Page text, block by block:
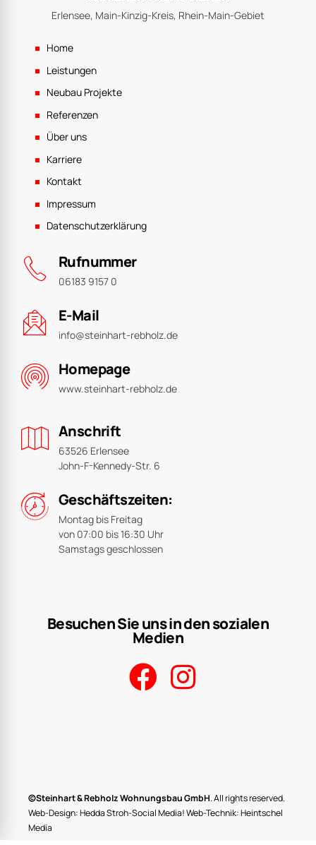
Erlensee, Main-Kinzig-Kreis, Rhein-Main-Gebiet
Home
Leistungen
Neubau Projekte
Referenzen
Über uns
Karriere
Kontakt
Impressum
Datenschutzerklärung
Rufnummer
06183 9157 0
E-Mail
info@steinhart-rebholz.de
Homepage
www.steinhart-rebholz.de
Anschrift
63526 Erlensee
John-F-Kennedy-Str. 6
Geschäftszeiten:
Montag bis Freitag
von 07:00 bis 16:30 Uhr
Samstags geschlossen
Besuchen Sie uns in den sozialen
Medien
©Steinhart & Rebholz Wohnungsbau GmbH. All rights reserved.
Web-Design:Hedda Stroh-Social Media!Web-Technik:Heintschel
Media